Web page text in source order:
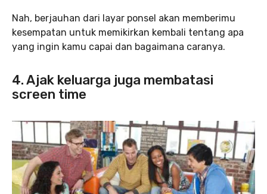
Nah, berjauhan dari layar ponsel akan memberimu
kesempatan untuk memikirkan kembali tentang apa
yang ingin kamu capai dan bagaimana caranya.
4. Ajak keluarga juga membatasi
screen time